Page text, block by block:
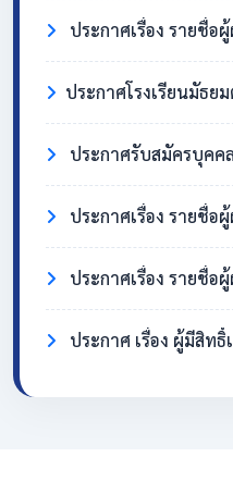
ประกาศเรื่อง รายชื่อผู้ผ่านการคัดเลือกบุคคลทั่วไป
ประกาศโรงเรียนมัธยมตระการพืชผล เรื่อง ผู้มีสิทธิ์เข้ารับการคัดเ
ประกาศรับสมัครบุคคลทั่วไปเพื่อคัดเลือกเป็
ประกาศเรื่อง รายชื่อผู้ผ่านการคัดเลือกบุคคลทั่วไปเพื่อจ้
ประกาศเรื่อง รายชื่อผู้ผ่านการคัดเลือกบุคคลทั่วไป
ประกาศ เรื่อง ผู้มีสิทธิ์เข้ารับการคัดเลือกบุคคลทั่วไปเพื่อ